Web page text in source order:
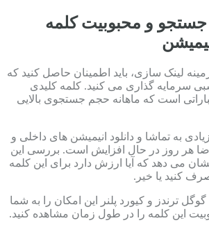
و محبوبیت کلمه
لینک سازی، باید اطمینان حاصل کنید که
سرمایه گذاری می کنید. کلمه کلیدی
است که ماهانه حجم جستجوی بالایی
به تماشا و دانلود انیمیشن های داخلی و
هر روز در حال افزایش است. بررسی این
می دهد که آیا ارزش دارد برای این کلمه
کنید یا خیر.
ترندز و کیورد پلنر این امکان را به شما
این کلمه را در طول زمان مشاهده کنید.